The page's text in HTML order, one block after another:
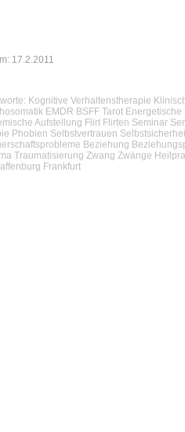
17.2.2011
Kognitive Verhaltenstherapie
EMDR BSFF Tarot
Aufstellung Flirt Flirten Seminar
Phobien Selbstvertrauen
Beziehung
Traumatisierung Zwang Zwänge
Frankfurt